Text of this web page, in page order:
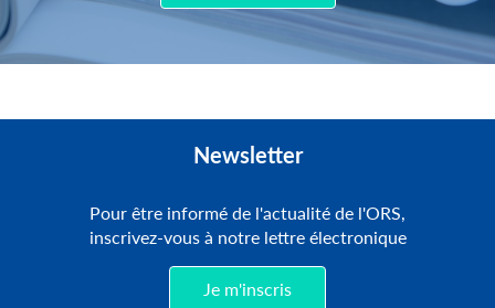
Newsletter
Pour être informé de l'actualité de l'ORS,
inscrivez-vous à notre lettre électronique
Je m'inscris